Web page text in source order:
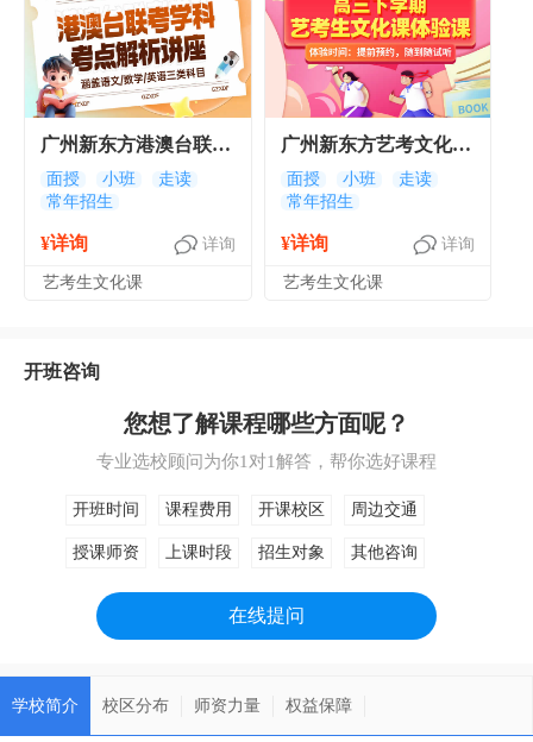
广州新东方港澳台联考
学科考点解析讲座
面授 小班
走读
常年招生
¥详询 详询
艺考生文化课
广州新东方艺考文化课
下学期艺考生文化课体
验课
面授 小班
走读
常年招生
¥详询 详询
艺考生文化课
开班咨询
您想了解课程哪些方面呢？
专业选校顾问为你1对1解答，帮你选好课程
开班时间 课程费用 开课校区 周边交通
授课师资 上课时段 招生对象 其他咨询
在线提问
学校简介 校区分布 师资力量 权益保障